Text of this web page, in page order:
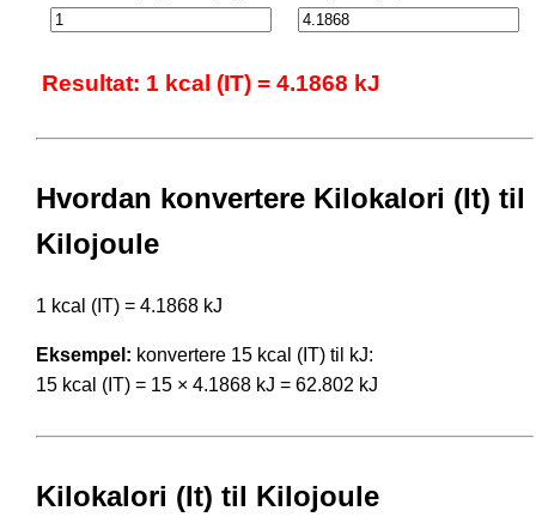
Resultat: 1 kcal (IT) = 4.1868 kJ
Hvordan konvertere Kilokalori (It) til
Kilojoule
1 kcal (IT) = 4.1868 kJ
Eksempel: konvertere 15 kcal (IT) til kJ:
15 kcal (IT) = 15 × 4.1868 kJ = 62.802 kJ
Kilokalori (It) til Kilojoule